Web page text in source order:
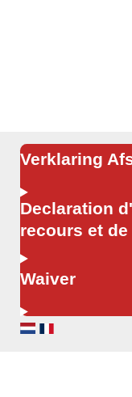
Verklaring
Declaration
recours et
Waiver